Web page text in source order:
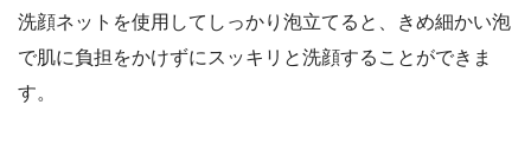
洗顔ネットを使用してしっかり泡立てると、きめ細かい泡
で肌に負担をかけずにスッキリと洗顔することができま
す。